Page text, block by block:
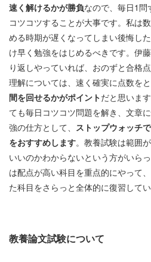
速く解けるかが勝負なので、毎日1問
コツコツすることが大事です。私は
める時期が遅くなってしまい後悔し
け早く勉強をはじめるべきです。伊
り返しやっていれば、おのずと合格
理解については、速く確実に点数をと
間を回せるかがポイントだと思いま
ても毎日コツコツ問題を解き、文章
強の仕方として、 ストップウォッチ
をおすすめします。教養試験は範囲
いいのかわからないという方がいら
は配点が高い科目を重点的にやって
た科目をさらっと全体的に復習して
教養論文試験について